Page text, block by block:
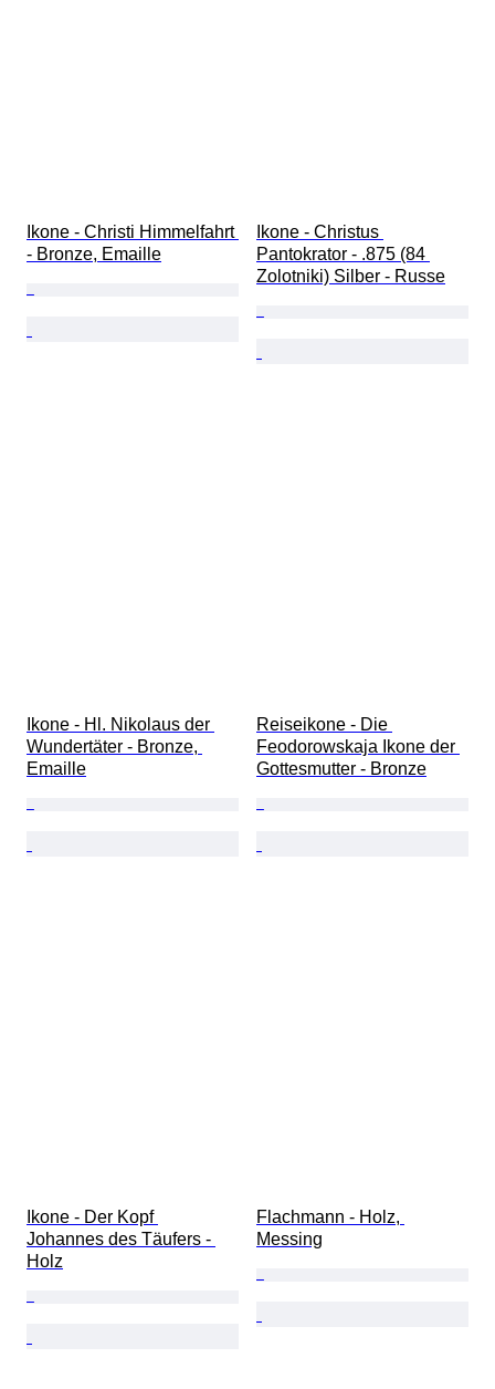
Ikone - Christi Himmelfahrt
- Bronze, Emaille
Ikone - Christus
Pantokrator - .875 (84
Zolotniki) Silber - Russe
Ikone - Hl. Nikolaus der
Wundertäter - Bronze,
Emaille
Reiseikone - Die
Feodorowskaja Ikone der
Gottesmutter - Bronze
Ikone - Der Kopf
Johannes des Täufers -
Holz
Flachmann - Holz,
Messing